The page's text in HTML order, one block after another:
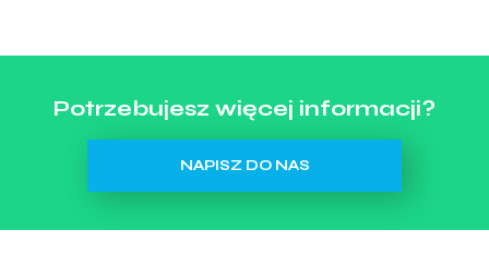
Potrzebujesz więcej informacji?
NAPISZ DO NAS